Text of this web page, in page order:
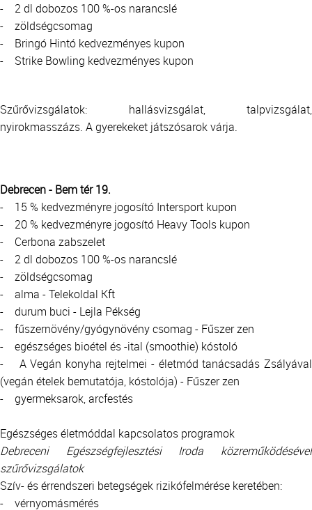
- 2 dl dobozos 100 %-os narancslé
- zöldségcsomag
- Bringó Hintó kedvezményes kupon
- Strike Bowling kedvezményes kupon
Szűrővizsgálatok: hallásvizsgálat, talpvizsgálat,
nyirokmasszázs. A gyerekeket játszósarok várja.
Debrecen - Bem tér 19.
- 15 % kedvezményre jogosító Intersport kupon
- 20 % kedvezményre jogosító Heavy Tools kupon
- Cerbona zabszelet
- 2 dl dobozos 100 %-os narancslé
- zöldségcsomag
- alma - Telekoldal Kft
- durum buci - Lejla Pékség
- fűszernövény/gyógynövény csomag - Fűszer zen
- egészséges bioétel és -ital (smoothie) kóstoló
- A Vegán konyha rejtelmei - életmód tanácsadás Zsályával
(vegán ételek bemutatója, kóstolója) - Fűszer zen
- gyermeksarok, arcfestés
Egészséges életmóddal kapcsolatos programok
Debreceni Egészségfejlesztési Iroda közreműködésével
szűrővizsgálatok
Szív- és érrendszeri betegségek rizikófelmérése keretében:
- vérnyomásmérés